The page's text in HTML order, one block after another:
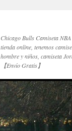
Chicago Bulls Camiseta
tienda online, tenemos
hombre y niños, camiseta
【Envío Gratis】